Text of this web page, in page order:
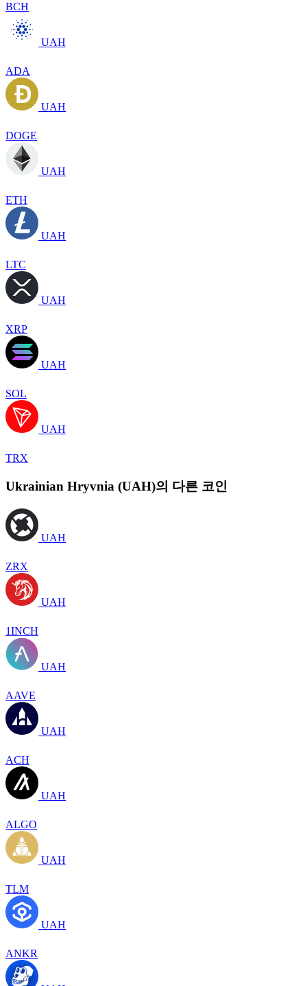
BCH
UAH
ADA
UAH
DOGE
UAH
ETH
UAH
LTC
UAH
XRP
UAH
SOL
UAH
TRX
Ukrainian Hryvnia (UAH)의 다른 코인
UAH
ZRX
UAH
1INCH
UAH
AAVE
UAH
ACH
UAH
ALGO
UAH
TLM
UAH
ANKR